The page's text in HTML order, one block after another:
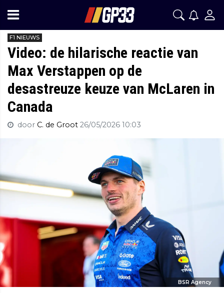
F1 NIEUWS
Video: de hilarische reactie van
Max Verstappen op de
desastreuze keuze van McLaren in
Canada
door C. de Groot 26/05/2026 10:03
BSR Agency